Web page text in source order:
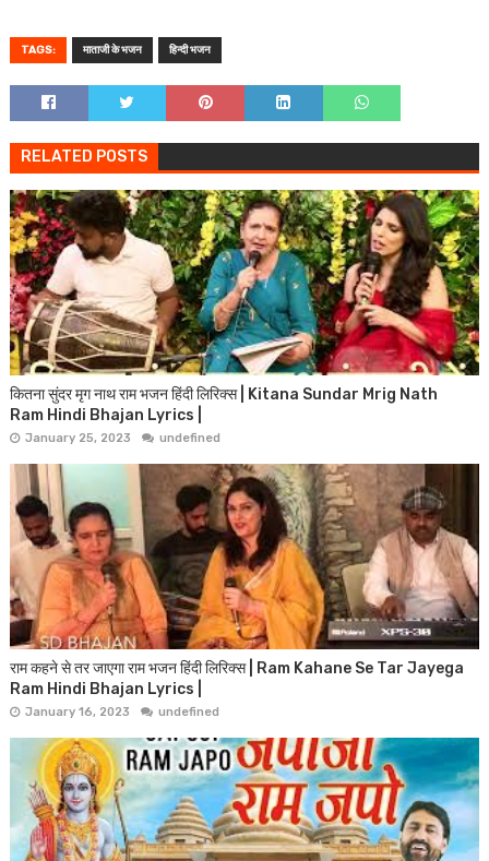
TAGS: माताजी के भजन हिन्दी भजन
RELATED POSTS
कितना सुंदर मृग नाथ राम भजन हिंदी लिरिक्स | Kitana Sundar Mrig Nath
Ram Hindi Bhajan Lyrics |
January 25, 2023 undefined
राम कहने से तर जाएगा राम भजन हिंदी लिरिक्स | Ram Kahane Se Tar Jayega
Ram Hindi Bhajan Lyrics |
January 16, 2023 undefined